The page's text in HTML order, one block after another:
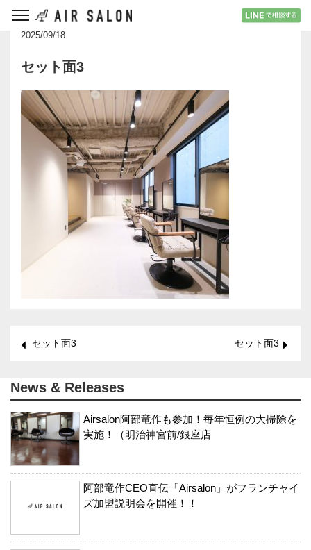
2025/09/18
セット面3
セット面3 セット面3
News & Releases
Airsalon阿部竜作も参加！毎年恒例の大掃除を
実施！（明治神宮前/銀座店
阿部竜作CEO直伝「Airsalon」がフランチャイ
ズ加盟説明会を開催！！